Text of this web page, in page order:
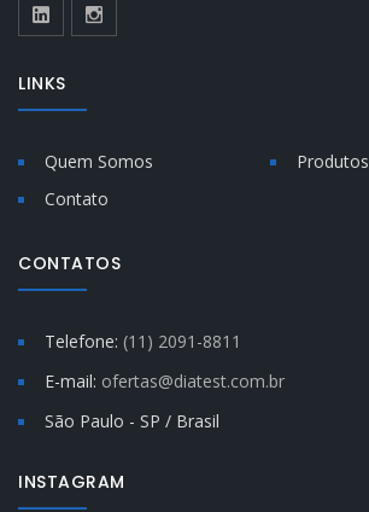
LINKS
Quem Somos
Produtos
Contato
CONTATOS
Telefone: (11) 2091-8811
E-mail: ofertas@diatest.com.br
São Paulo - SP / Brasil
INSTAGRAM